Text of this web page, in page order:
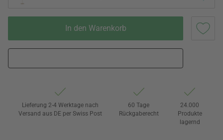
In den Warenkorb
Lieferung 2-4 Werktage nach
Versand aus DE per Swiss Post
60 Tage
Rückgaberecht
24.000
Produkte
lagernd